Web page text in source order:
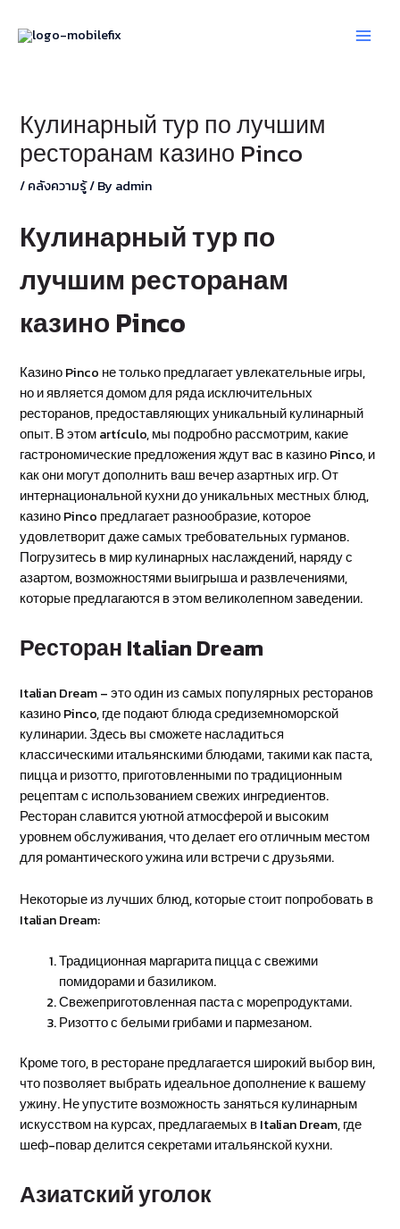
Кулинарный тур по лучшим
ресторанам казино Pinco
/คลังความรู้/ By admin
Кулинарный тур по
лучшим ресторанам
казино Pinco
Казино Pinco не только предлагает увлекательные игры,
но и является домом для ряда исключительных
ресторанов, предоставляющих уникальный кулинарный
опыт. В этом artículo, мы подробно рассмотрим, какие
гастрономические предложения ждут вас в казино Pinco, и
как они могут дополнить ваш вечер азартных игр. От
интернациональной кухни до уникальных местных блюд,
казино Pinco предлагает разнообразие, которое
удовлетворит даже самых требовательных гурманов.
Погрузитесь в мир кулинарных наслаждений, наряду с
азартом, возможностями выигрыша и развлечениями,
которые предлагаются в этом великолепном заведении.
Ресторан Italian Dream
Italian Dream – это один из самых популярных ресторанов
казино Pinco, где подают блюда средиземноморской
кулинарии. Здесь вы сможете насладиться
классическими итальянскими блюдами, такими как паста,
пицца и ризотто, приготовленными по традиционным
рецептам с использованием свежих ингредиентов.
Ресторан славится уютной атмосферой и высоким
уровнем обслуживания, что делает его отличным местом
для романтического ужина или встречи с друзьями.
Некоторые из лучших блюд, которые стоит попробовать в
Italian Dream:
Традиционная маргарита пицца с свежими
помидорами и базиликом.
Свежеприготовленная паста с морепродуктами.
Ризотто с белыми грибами и пармезаном.
Кроме того, в ресторане предлагается широкий выбор вин,
что позволяет выбрать идеальное дополнение к вашему
ужину. Не упустите возможность заняться кулинарным
искусством на курсах, предлагаемых в Italian Dream, где
шеф-повар делится секретами итальянской кухни.
Азиатский уголок
navigation